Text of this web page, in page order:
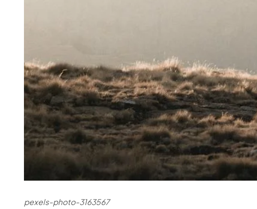
pexels-photo-3163567